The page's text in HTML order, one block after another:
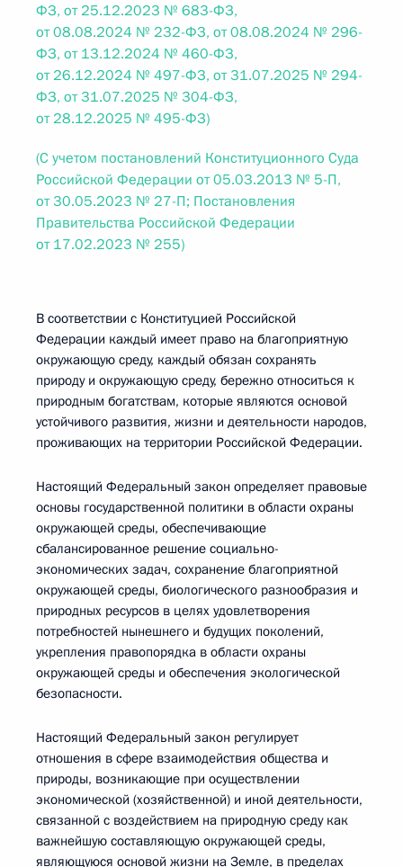
ФЗ, от 25.12.2023 № 683-ФЗ,
от 08.08.2024 № 232-ФЗ, от 08.08.2024 № 296-
ФЗ, от 13.12.2024 № 460-ФЗ,
от 26.12.2024 № 497-ФЗ, от 31.07.2025 № 294-
ФЗ, от 31.07.2025 № 304-ФЗ,
от 28.12.2025 № 495-ФЗ)
(С учетом постановлений Конституционного Суда
Российской Федерации от 05.03.2013 № 5-П,
от 30.05.2023 № 27-П; Постановления
Правительства Российской Федерации
от 17.02.2023 № 255)
В соответствии с Конституцией Российской
Федерации каждый имеет право на благоприятную
окружающую среду, каждый обязан сохранять
природу и окружающую среду, бережно относиться к
природным богатствам, которые являются основой
устойчивого развития, жизни и деятельности народов,
проживающих на территории Российской Федерации.
Настоящий Федеральный закон определяет правовые
основы государственной политики в области охраны
окружающей среды, обеспечивающие
сбалансированное решение социально-
экономических задач, сохранение благоприятной
окружающей среды, биологического разнообразия и
природных ресурсов в целях удовлетворения
потребностей нынешнего и будущих поколений,
укрепления правопорядка в области охраны
окружающей среды и обеспечения экологической
безопасности.
Настоящий Федеральный закон регулирует
отношения в сфере взаимодействия общества и
природы, возникающие при осуществлении
экономической (хозяйственной) и иной деятельности,
связанной с воздействием на природную среду как
важнейшую составляющую окружающей среды,
являющуюся основой жизни на Земле, в пределах